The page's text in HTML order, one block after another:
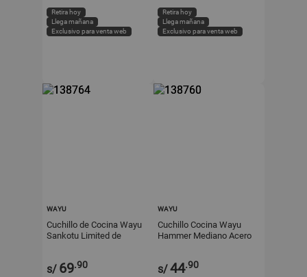
Retira hoy
Llega mañana
Exclusivo para venta web
Retira hoy
Llega mañana
Exclusivo para venta web
WAYU
Cuchillo de Cocina Wayu
Sankotu Limited de
s/ 69.90
WAYU
Cuchillo Cocina Wayu
Hammer Mediano Acero
s/44.90